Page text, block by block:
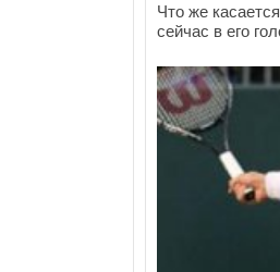
Что же
сейчас в его